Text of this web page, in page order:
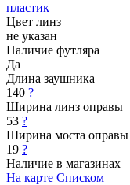
пластик
Цвет линз
не указан
Наличие футляра
Да
Длина заушника
140 ?
Ширина линз оправы
53 ?
Ширина моста оправы
19 ?
Наличие в магазинах
На карте Списком